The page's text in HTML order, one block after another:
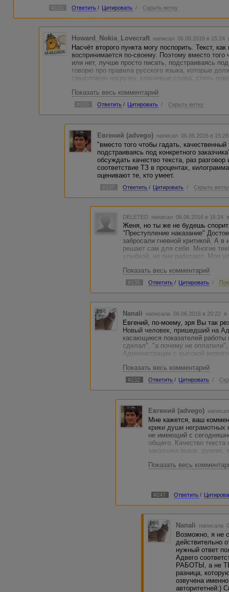
#101 Ответить / Цитировать / Скрыть ветку
Howard_Nokia_Lovecraft написал 06.06.2016 в 15:24
Насчёт второго пункта могу поспорить. Текст,
воспринимается по-своему. Поэтому вместо того
или нет, лучше просто писать, подстраиваясь
говорю про правила русского языка, которые
смысловую нагрузку, ключевые слова, стиль
Показать весь комментарий
#105 Ответить / Цитировать / Скрыть ветку
Евгений (advego) написал 06.06.2016 в
"вместо того чтобы гадать,
подстраиваясь под конкретного
обсуждать качество текста, раз
соответствие ТЗ в процентах,
оценивают те, кто умеет.
#107 Ответить / Цитировать / Скрыть ветку
DELETED написал 06.06.2016 в 16:24
Женя, но ты же не будешь
"Преступление наказание"
забросали гневной критикой. А
решает сам для себя. Многие
улыбкой, но они работают. Моя
разместят - он не работает.
то статью не принимает
кучу откликов, где половина
что писала?" Где критерии
Показать весь комментарий
#135 Ответить / Цитировать /
Nanali написала 06.06.2016 в 20:22 в
Евгений, по-моему, зря Вы так
Новый человек, пришедший на
касающиеся показателей
сделал", "а почему не
Администрации с высокой
Поскольку со вторым у ТС все
первом, и это вполне
понимания нужен более долгий
Показать весь комментарий
#232 Ответить / Цитировать /
Евгений (advego)
Мне кажется, ваш
крики души неграмотных
не имеющий с
общего. Качество
заказчика выше, думаю,
В Адвего соответствием
требования к тексту не
слишком объемные,
этом вряд ли кто
Мнение администрации
естественно, нам очень
набирающие опыт,
ждать здесь нечего,
Показать весь
#247 Ответить /
Nanali написала
Возможно, я не
действительно
нужный ответ
Адвего
РАБОТЫ, а не
разница,
озвучена
авторитетней:)